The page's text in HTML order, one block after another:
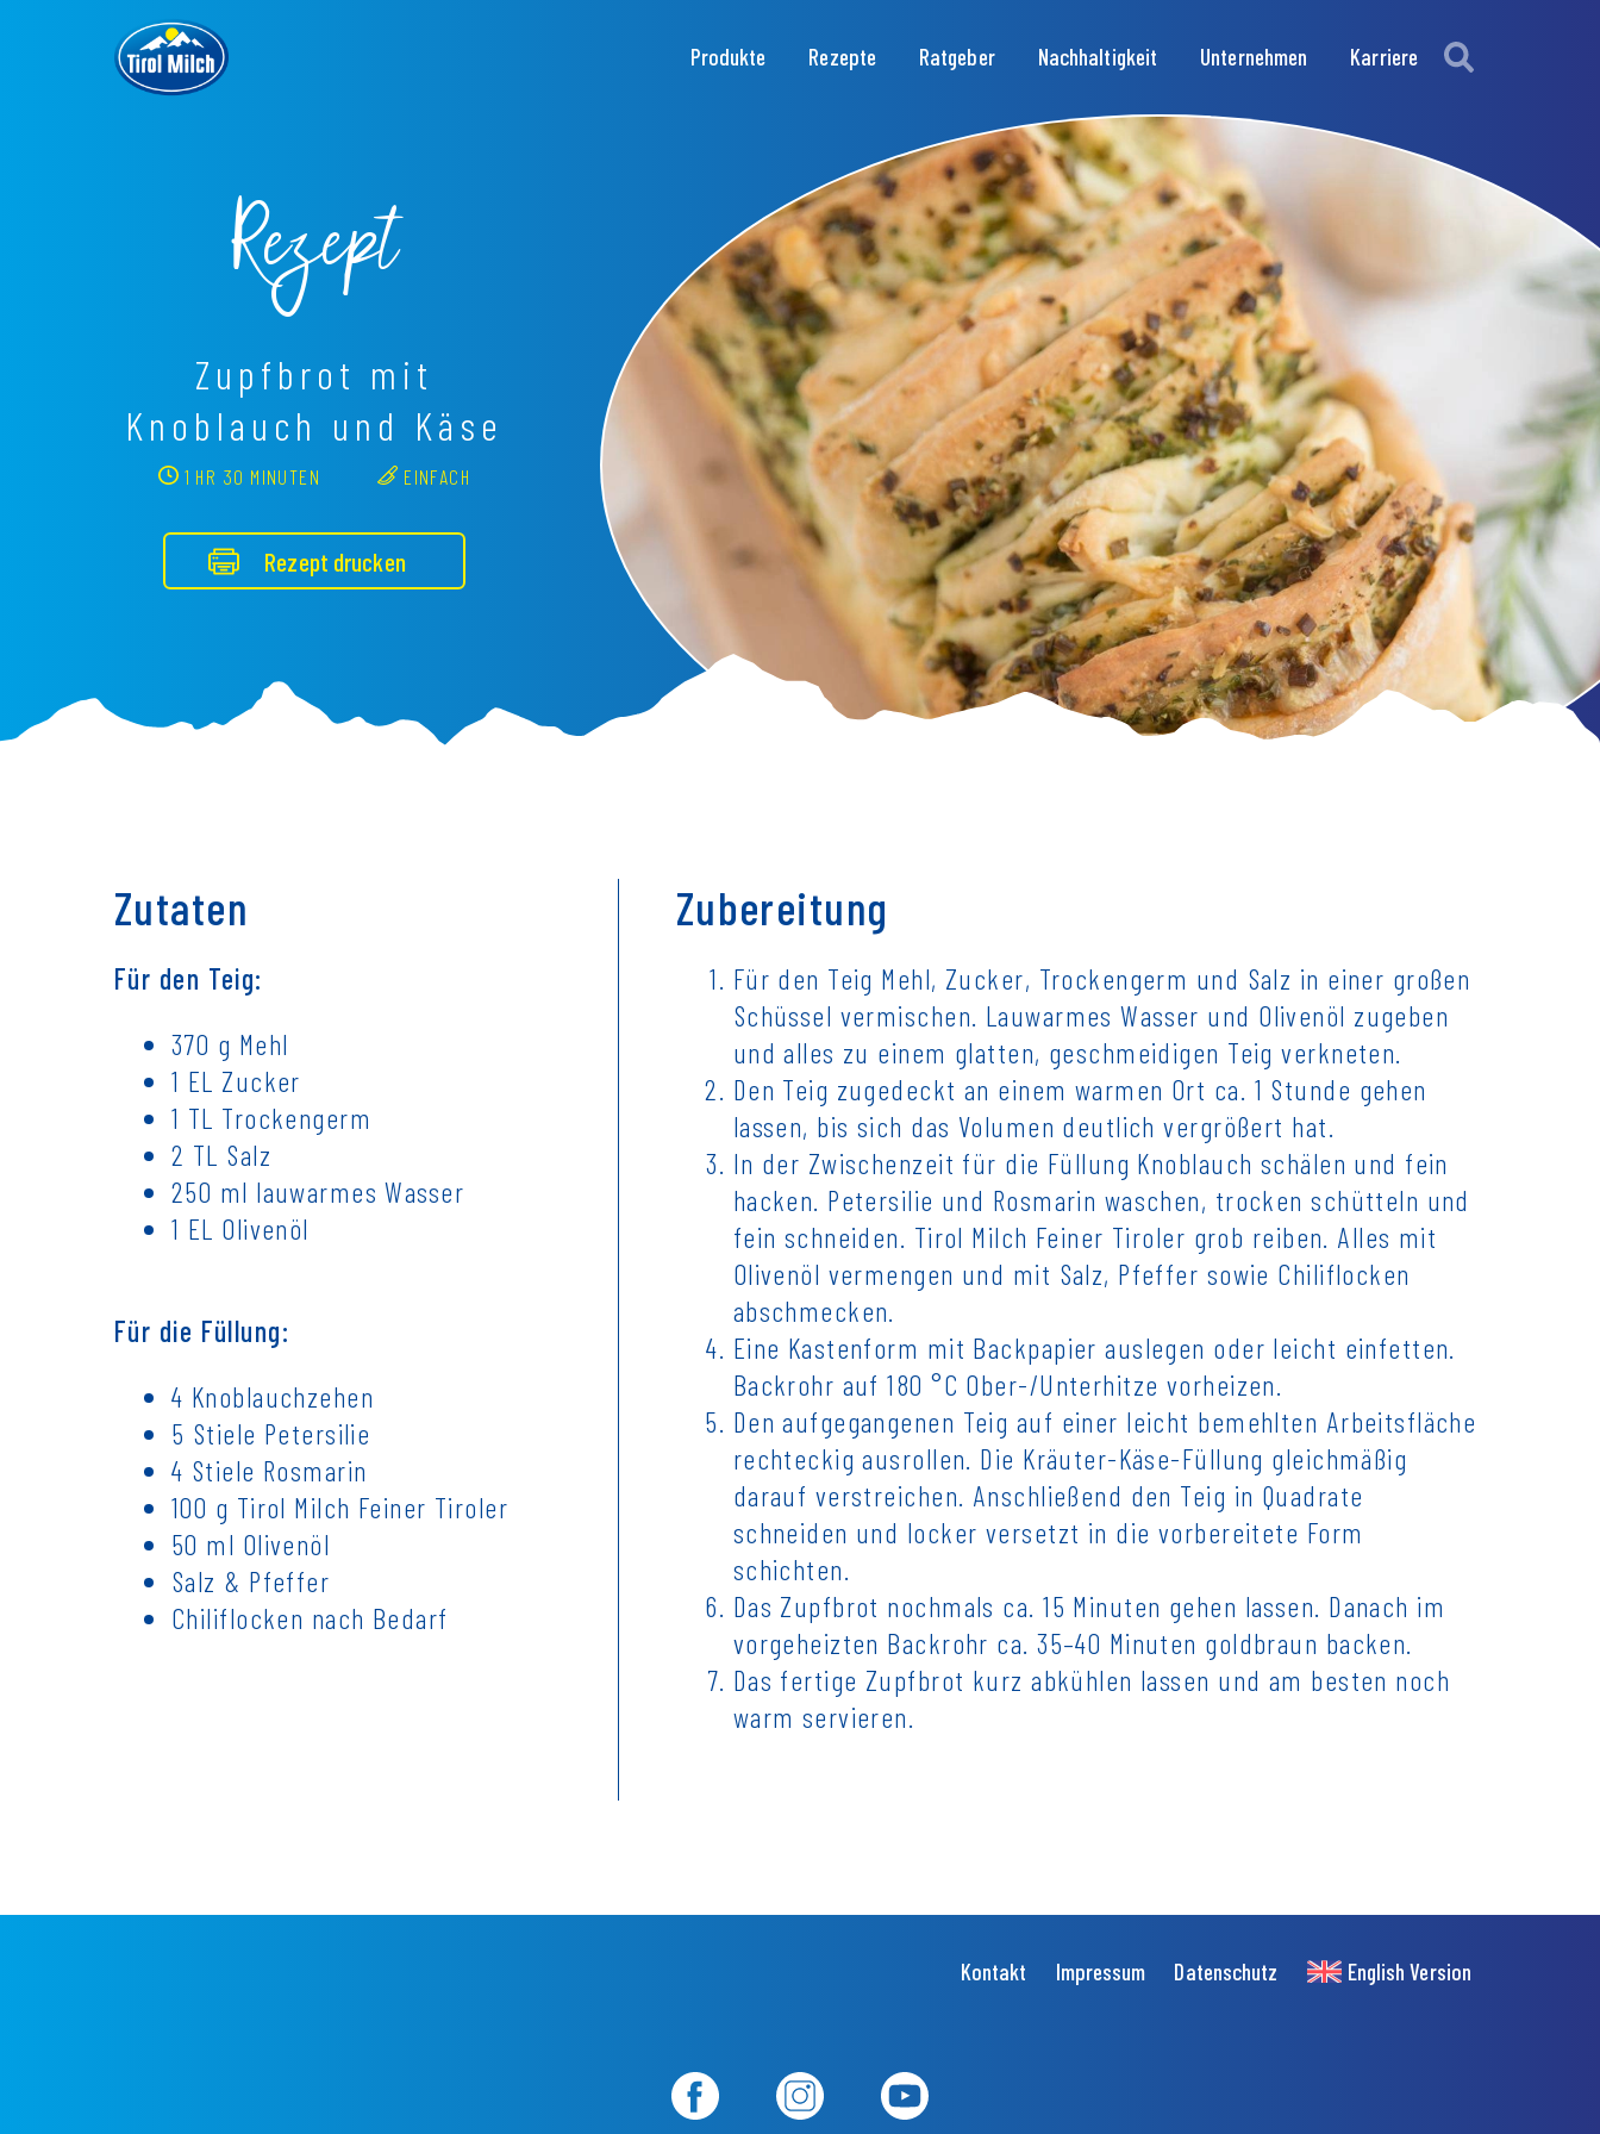
Hauptnavigation
Produkte Rezepte Ratgeber Nachhaltigkeit Unternehmen Karriere
Rezept
Zupfbrot mit
Knoblauch und Käse
1 HR 30 MINUTEN EINFACH
Rezept drucken
Zutaten
Für den Teig:
370 g Mehl
1 EL Zucker
1 TL Trockengerm
2 TL Salz
250 ml lauwarmes Wasser
1 EL Olivenöl
Für die Füllung:
4 Knoblauchzehen
5 Stiele Petersilie
4 Stiele Rosmarin
100 g Tirol Milch Feiner Tiroler
50 ml Olivenöl
Salz & Pfeffer
Chiliflocken nach Bedarf
Zubereitung
Für den Teig Mehl, Zucker, Trockengerm und Salz in einer großen
Schüssel vermischen. Lauwarmes Wasser und Olivenöl zugeben
und alles zu einem glatten, geschmeidigen Teig verkneten.
Den Teig zugedeckt an einem warmen Ort ca. 1 Stunde gehen
lassen, bis sich das Volumen deutlich vergrößert hat.
In der Zwischenzeit für die Füllung Knoblauch schälen und fein
hacken. Petersilie und Rosmarin waschen, trocken schütteln und
fein schneiden. Tirol Milch Feiner Tiroler grob reiben. Alles mit
Olivenöl vermengen und mit Salz, Pfeffer sowie Chiliflocken
abschmecken.
Eine Kastenform mit Backpapier auslegen oder leicht einfetten.
Backrohr auf 180 °C Ober-/Unterhitze vorheizen.
Den aufgegangenen Teig auf einer leicht bemehlten Arbeitsfläche
rechteckig ausrollen. Die Kräuter-Käse-Füllung gleichmäßig
darauf verstreichen. Anschließend den Teig in Quadrate
schneiden und locker versetzt in die vorbereitete Form
schichten.
Das Zupfbrot nochmals ca. 15 Minuten gehen lassen. Danach im
vorgeheizten Backrohr ca. 35–40 Minuten goldbraun backen.
Das fertige Zupfbrot kurz abkühlen lassen und am besten noch
warm servieren.
Kontakt Impressum Datenschutz English Version